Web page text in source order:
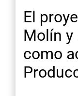
El
Molín y
como